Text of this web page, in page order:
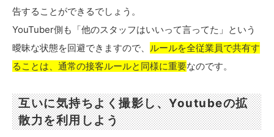
告することができるでしょう。
YouTuber側も「他のスタッフはいいって言ってた」という
曖昧な状態を回避できますので、 ルールを全従業員で共有す
ることは、通常の接客ルールと同様に重要なのです。
互いに気持ちよく撮影し、Youtubeの拡
散力を利用しよう